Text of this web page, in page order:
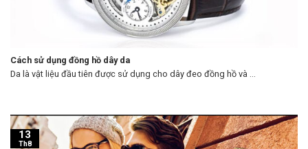
Cách sử dụng đồng hồ dây da
Da là vật liệu đầu tiên được sử dụng cho dây đeo đồng hồ và ...
13
Th8